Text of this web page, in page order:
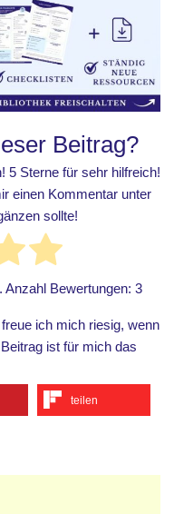
Beitrag?
5 Sterne für sehr hilfreich!
einen Kommentar unter
sollte!
Anzahl Bewertungen: 3
ich mich riesig, wenn
ist für mich das
teilen